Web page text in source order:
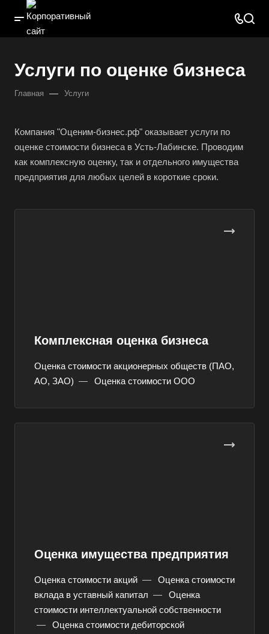
Услуги по оценке бизнеса
Главная — Услуги
Компания "Оценим-бизнес.рф" оказывает услуги по
оценке стоимости бизнеса в Усть-Лабинске. Проводим
как комплексную оценку, так и отдельного имущества
предприятия для любых целей в короткие сроки.
Комплексная оценка бизнеса
Оценка стоимости акционерных обществ (ПАО,
АО, ЗАО) — Оценка стоимости ООО
Оценка имущества предприятия
Оценка стоимости акций —
Оценка стоимости
вклада в уставный капитал —
Оценка
стоимости интеллектуальной собственности
—
Оценка стоимости дебиторской